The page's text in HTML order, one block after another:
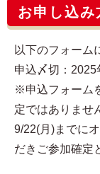
お申し込み
以下のフォーム
申込〆切：
※申込フォーム
定ではありませ
9/22(月)までに
だきご参加確定